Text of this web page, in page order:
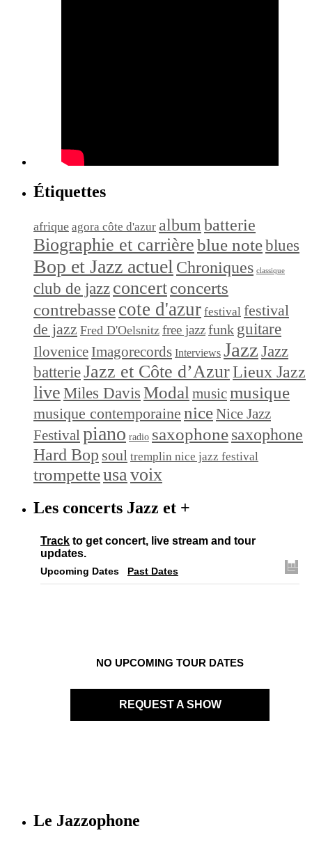
Étiquettes
afrique agora côte d'azur album batterie
Biographie et carrièreblue noteblues
Bop et Jazz actuel Chroniques classique
club de jazz concertconcerts
contrebassecote d'azur festival festival
de jazz Fred D'Oelsnitz free jazzfunk guitare
Ilovenice Imagorecords Interviews Jazz Jazz
batterieJazz et Côte d’AzurLieux Jazz
live Miles Davis Modal musicmusique
musique contemporaine niceNice Jazz
Festival piano radio saxophonesaxophone
Hard Bop soul tremplin nice jazz festival
trompetteusa voix
Les concerts Jazz et +
Track to get concert, live stream and tour
updates.
Upcoming Dates Past Dates
NO UPCOMING TOUR DATES
REQUEST A SHOW
Le Jazzophone